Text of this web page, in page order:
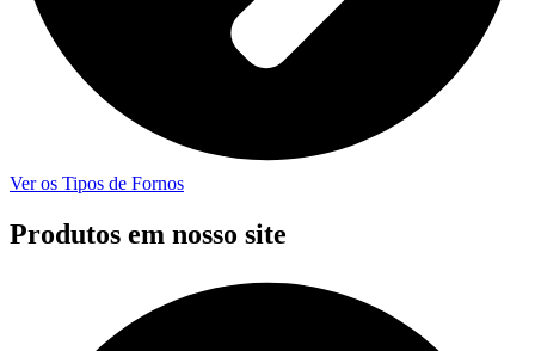
Ver os Tipos de Fornos
Produtos em nosso site